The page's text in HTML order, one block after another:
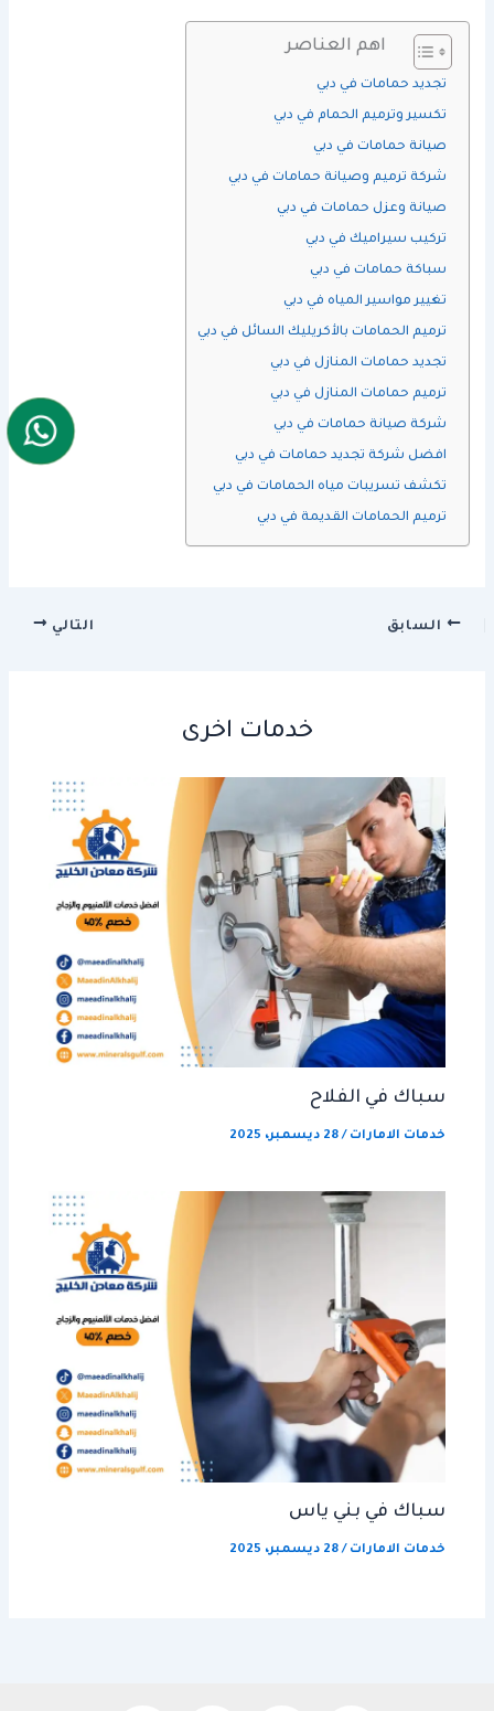
اهم العناصر
تجديد حمامات في دبي
تكسير وترميم الحمام في دبي
صيانة حمامات في دبي
شركة ترميم وصيانة حمامات في دبي
صيانة وعزل حمامات في دبي
تركيب سيراميك في دبي
سباكة حمامات في دبي
تغيير مواسير المياه في دبي
ترميم الحمامات بالأكريليك السائل في دبي
تجديد حمامات المنازل في دبي
ترميم حمامات المنازل في دبي
شركة صيانة حمامات في دبي
افضل شركة تجديد حمامات في دبي
تكشف تسريبات مياه الحمامات في دبي
ترميم الحمامات القديمة في دبي
السابق التالي
خدمات اخرى
سباك في الفلاح
خدمات الامارات /28 ديسمبر، 2025
سباك في بني ياس
خدمات الامارات /28 ديسمبر، 2025